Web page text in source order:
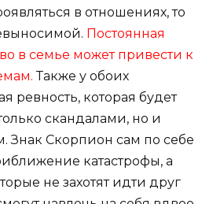
в отношениях, то
Постоянная
в семье может привести к
Также у обоих
ревность, которая будет
скандалами, но и
Знак Скорпион сам по себе
катастрофы, а
не захотят идти друг